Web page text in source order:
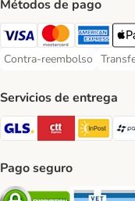
Métodos de pago
Visa Payment Method
MastercardAmerican
Contra-reembolso
Contra-reembolso
Servicios de entrega
GLS Shipping
Pago seguro
Security